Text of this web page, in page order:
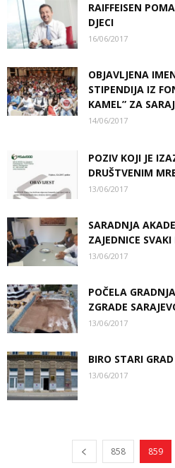
RAIFFEISEN
DJECI
16/06/2017
OBJAVLJENA
STIPENDIJA IZ
KAMEL” ZA
14/06/2017
POZIV KOJI JE
DRUŠTVENIM
13/06/2017
SARADNJA
ZAJEDNICE
13/06/2017
POČELA
ZGRADE
13/06/2017
BIRO STARI
13/06/2017
858 859